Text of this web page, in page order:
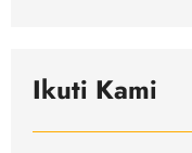
Ikuti Kami